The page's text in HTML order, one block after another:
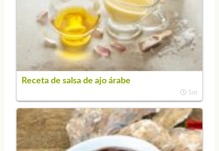
Receta de salsa de ajo árabe
5m